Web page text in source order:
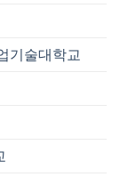
기술대학교